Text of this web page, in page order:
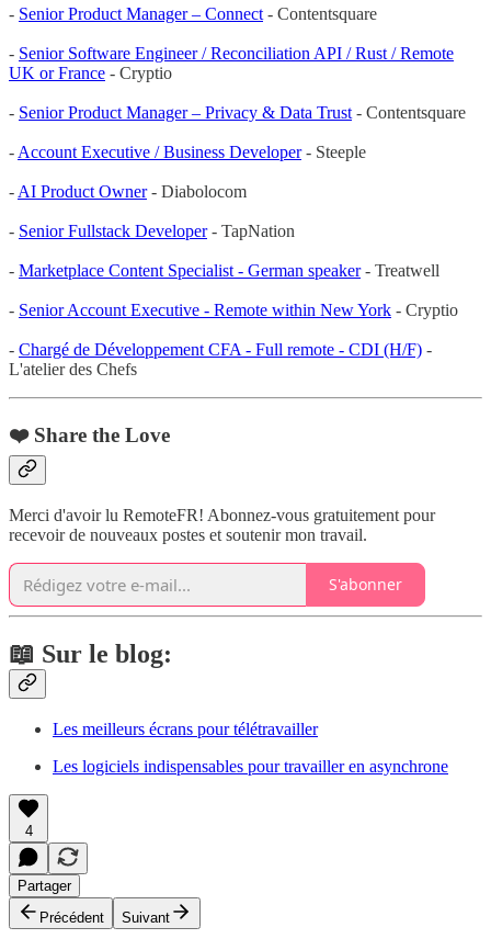
- Senior Product Manager – Connect - Contentsquare
- Senior Software Engineer / Reconciliation API / Rust / Remote
UK or France - Cryptio
- Senior Product Manager – Privacy & Data Trust - Contentsquare
- Account Executive / Business Developer- Steeple
- AI Product Owner- Diabolocom
- Senior Fullstack Developer- TapNation
- Marketplace Content Specialist - German speaker- Treatwell
- Senior Account Executive - Remote within New York - Cryptio
- Chargé de Développement CFA - Full remote - CDI (H/F) -
L'atelier des Chefs
❤️ Share the Love
Merci d'avoir lu RemoteFR! Abonnez-vous gratuitement pour
recevoir de nouveaux postes et soutenir mon travail.
S'abonner
📖 Sur le blog:
Les meilleurs écrans pour télétravailler
Les logiciels indispensables pour travailler en asynchrone
4
Partager
Précédent
Suivant